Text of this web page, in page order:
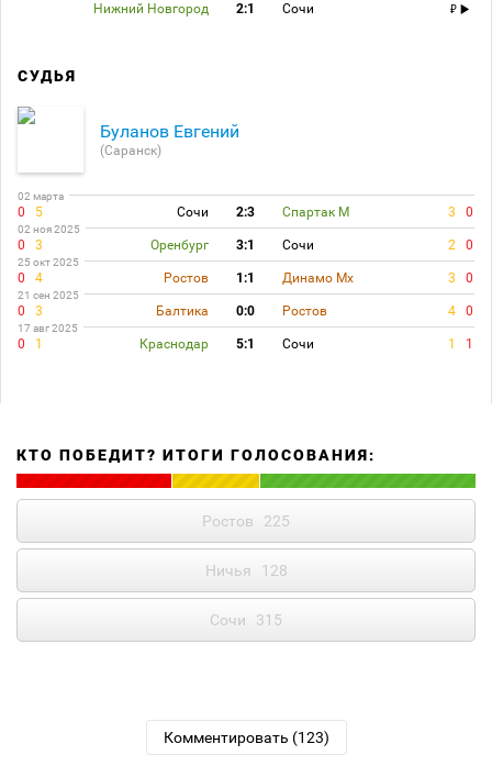
Нижний Новгород 2:1 Сочи
СУДЬЯ
Буланов Евгений
(Саранск)
02 марта
0 5 Сочи 2:3 Спартак М 3 0
02 ноя 2025
0 3 Оренбург 3:1 Сочи 2 0
25 окт 2025
0 4 Ростов 1:1 Динамо Мх 3 0
21 сен 2025
0 3 Балтика 0:0 Ростов 4 0
17 авг 2025
0 1 Краснодар 5:1 Сочи 1 1
КТО ПОБЕДИТ? ИТОГИ ГОЛОСОВАНИЯ:
Ростов 225
Ничья 128
Сочи 315
Комментировать (123)